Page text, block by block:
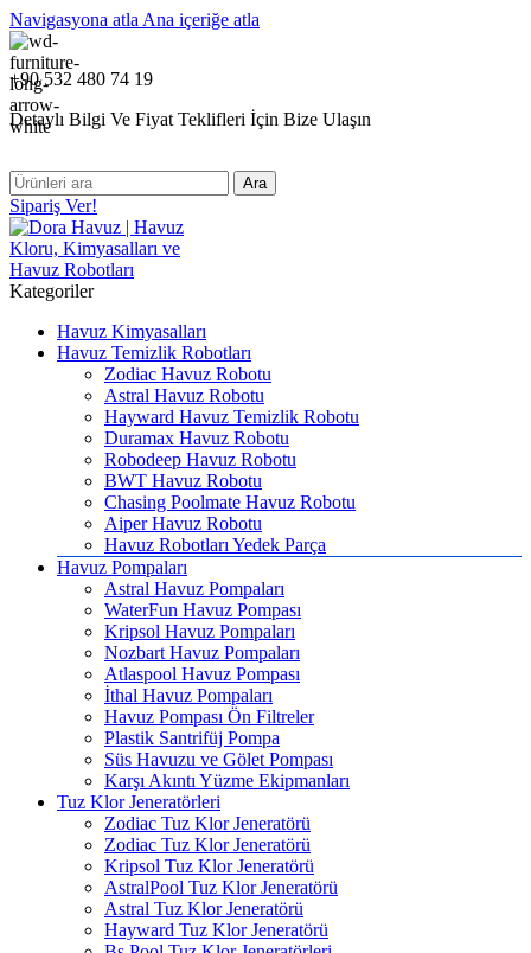
Navigasyona atla Ana içeriğe atla
+90 532 480 74 19
Detaylı Bilgi Ve Fiyat Teklifleri İçin Bize Ulaşın
Ara
Sipariş Ver!
Kategoriler
Havuz Kimyasalları
Havuz Temizlik Robotları
Zodiac Havuz Robotu
Astral Havuz Robotu
Hayward Havuz Temizlik Robotu
Duramax Havuz Robotu
Robodeep Havuz Robotu
BWT Havuz Robotu
Chasing Poolmate Havuz Robotu
Aiper Havuz Robotu
Havuz Robotları Yedek Parça
Havuz Pompaları
Astral Havuz Pompaları
WaterFun Havuz Pompası
Kripsol Havuz Pompaları
Nozbart Havuz Pompaları
Atlaspool Havuz Pompası
İthal Havuz Pompaları
Havuz Pompası Ön Filtreler
Plastik Santrifüj Pompa
Süs Havuzu ve Gölet Pompası
Karşı Akıntı Yüzme Ekipmanları
Tuz Klor Jeneratörleri
Zodiac Tuz Klor Jeneratörü
Zodiac Tuz Klor Jeneratörü
Kripsol Tuz Klor Jeneratörü
AstralPool Tuz Klor Jeneratörü
Astral Tuz Klor Jeneratörü
Hayward Tuz Klor Jeneratörü